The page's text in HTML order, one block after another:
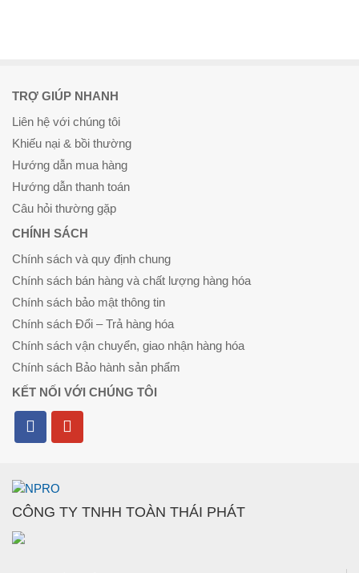
TRỢ GIÚP NHANH
Liên hệ với chúng tôi
Khiếu nại & bồi thường
Hướng dẫn mua hàng
Hướng dẫn thanh toán
Câu hỏi thường gặp
CHÍNH SÁCH
Chính sách và quy định chung
Chính sách bán hàng và chất lượng hàng hóa
Chính sách bảo mật thông tin
Chính sách Đổi – Trả hàng hóa
Chính sách vận chuyển, giao nhận hàng hóa
Chính sách Bảo hành sản phẩm
KẾT NỐI VỚI CHÚNG TÔI
CÔNG TY TNHH TOÀN THÁI PHÁT